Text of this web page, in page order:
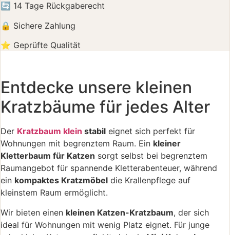
🔄 14 Tage Rückgaberecht
🔒 Sichere Zahlung
⭐ Geprüfte Qualität
Entdecke unsere kleinen
Kratzbäume für jedes Alter
Der Kratzbaum klein stabil eignet sich perfekt für
Wohnungen mit begrenztem Raum. Ein kleiner
Kletterbaum für Katzen sorgt selbst bei begrenztem
Raumangebot für spannende Kletterabenteuer, während
ein kompaktes Kratzmöbel die Krallenpflege auf
kleinstem Raum ermöglicht.
Wir bieten einen kleinen Katzen-Kratzbaum, der sich
ideal für Wohnungen mit wenig Platz eignet. Für junge